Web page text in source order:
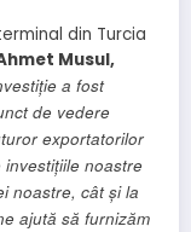
din Turcia
Musul,
a fost
de vedere
exportatorilor
noastre
noastre, cât și la
ajută să furnizăm